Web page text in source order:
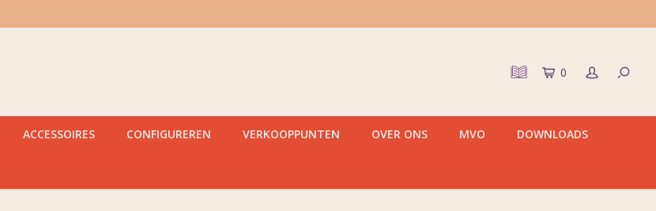
0
ACCESSOIRES CONFIGUREREN VERKOOPPUNTEN OVER ONS MVO DOWNLOADS